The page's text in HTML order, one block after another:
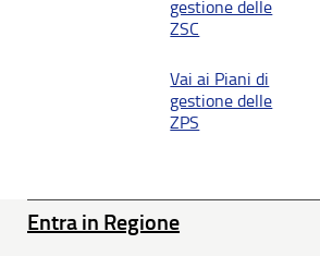
gestione delle
ZSC
Vai ai Piani di
gestione delle
ZPS
Entra in Regione